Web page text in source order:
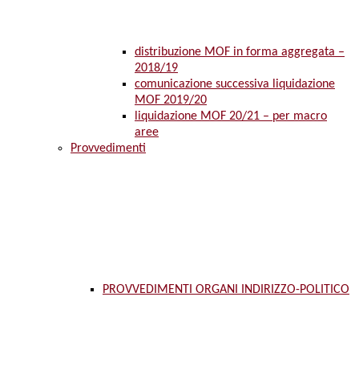
distribuzione MOF in forma aggregata –
2018/19
comunicazione successiva liquidazione
MOF 2019/20
liquidazione MOF 20/21 – per macro
aree
Provvedimenti
PROVVEDIMENTI ORGANI INDIRIZZO-POLITICO